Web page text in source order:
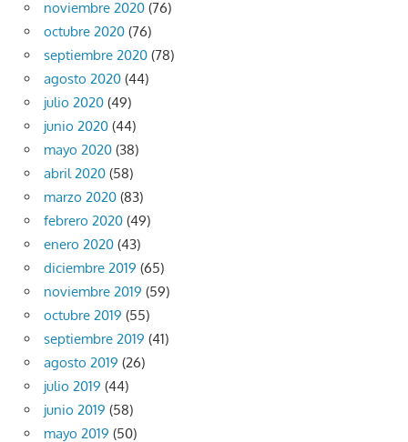
noviembre 2020 (76)
octubre 2020 (76)
septiembre 2020 (78)
agosto 2020 (44)
julio 2020 (49)
junio 2020 (44)
mayo 2020 (38)
abril 2020 (58)
marzo 2020 (83)
febrero 2020 (49)
enero 2020 (43)
diciembre 2019 (65)
noviembre 2019 (59)
octubre 2019 (55)
septiembre 2019 (41)
agosto 2019 (26)
julio 2019 (44)
junio 2019 (58)
mayo 2019 (50)